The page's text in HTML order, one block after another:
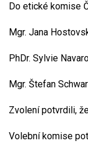
Do etické komise
Mgr. Jana
PhDr. Sylvie
Mgr. Štefan
Zvolení potvrdili,
Volební komise